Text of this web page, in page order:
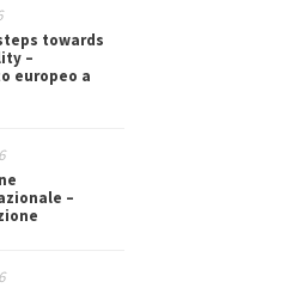
towards
–
europeo a
–